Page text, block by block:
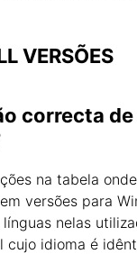
VERSÕES
correcta de
na tabela
versões para
nelas
cujo idioma é